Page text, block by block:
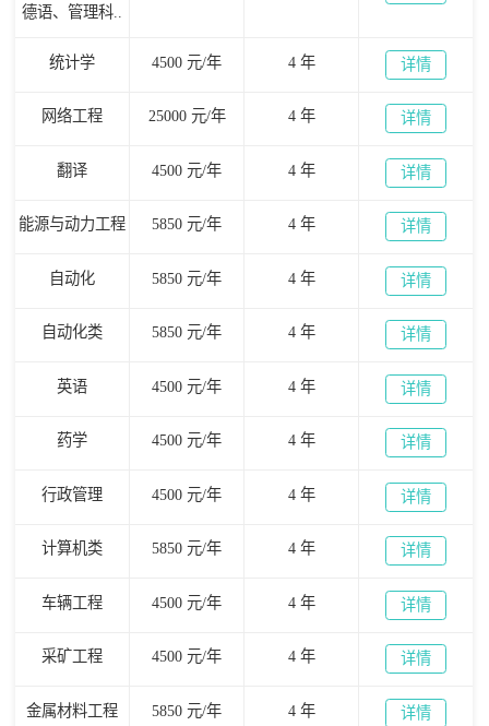
德语、管理科..
统计学 4500 元/年 4 年 详情
网络工程 25000 元/年 4 年 详情
翻译 4500 元/年 4 年 详情
能源与动力工程 5850 元/年 4 年 详情
自动化 5850 元/年 4 年 详情
自动化类 5850 元/年 4 年 详情
英语 4500 元/年 4 年 详情
药学 4500 元/年 4 年 详情
行政管理 4500 元/年 4 年 详情
计算机类 5850 元/年 4 年 详情
车辆工程 4500 元/年 4 年 详情
采矿工程 4500 元/年 4 年 详情
金属材料工程 5850 元/年 4 年 详情